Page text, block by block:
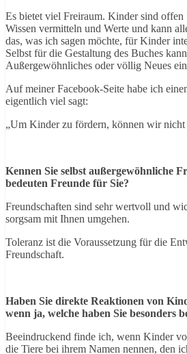
Es bietet viel Freiraum. Kinder sind offen
Wissen vermitteln und Werte und kann
das, was ich sagen möchte, für Kinder
Selbst für die Gestaltung des Buches
Außergewöhnliches oder völlig Neues
Auf meiner Facebook-Seite habe ich
eigentlich viel sagt:
„Um Kinder zu fördern, können wir nicht
Kennen Sie selbst außergewöhnliche
bedeuten Freunde für Sie?
Freundschaften sind sehr wertvoll und
sorgsam mit Ihnen umgehen.
Toleranz ist die Voraussetzung für die
Freundschaft.
Haben Sie direkte Reaktionen von
wenn ja, welche haben Sie besonders
Beeindruckend finde ich, wenn Kinder
die Tiere bei ihrem Namen nennen, den